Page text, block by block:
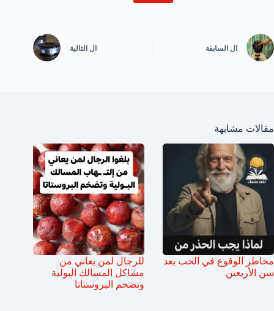
ال السابقة ال التالية
مقالات مشابهة
مخاطر الوقوع في الحب بعد
سن الأربعين
للرجال لمن يعاني من
مشاكل المسالك البولية
وتضخم البروستاتا